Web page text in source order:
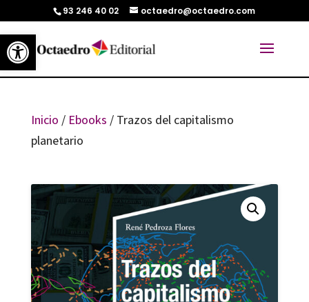
Abrir barra de herramientas
93 246 40 02 octaedro@octaedro.com
Inicio / Ebooks / Trazos del capitalismo
planetario